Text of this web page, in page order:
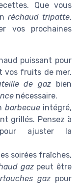
Que vous
réchaud tripatte,
vos prochaines
puissant pour
vos fruits de mer.
de gaz bien
nécessaire.
barbecueintégré,
grillés. Pensez à
ajuster la
soirées fraîches,
gazpeut être
gaz pour